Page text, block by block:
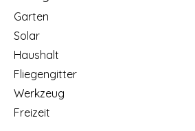
Garten
Solar
Haushalt
Fliegengitter
Werkzeug
Freizeit